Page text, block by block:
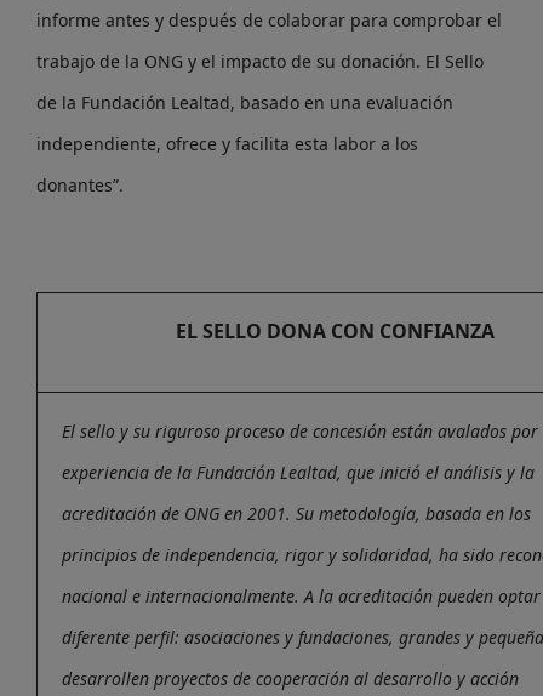
informe antes y después de colaborar para comprobar el
trabajo de la ONG y el impacto de su donación. El Sello
de la Fundación Lealtad, basado en una evaluación
independiente, ofrece y facilita esta labor a los
donantes”.
EL SELLO DONA CON CONFIANZA
El sello y su riguroso proceso de concesión están avalados
experiencia de la Fundación Lealtad, que inició el análisis y la
acreditación de ONG en 2001. Su metodología, basada en los
principios de independencia, rigor y solidaridad, ha sido
nacional e internacionalmente. A la acreditación pueden optar
diferente perfil: asociaciones y fundaciones, grandes y
desarrollen proyectos de cooperación al desarrollo y acción